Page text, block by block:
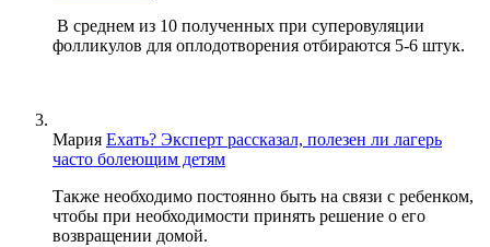
В среднем из 10 полученных при суперовуляции
фолликулов для оплодотворения отбираются 5-6 штук.
Мария Ехать? Эксперт рассказал, полезен ли лагерь
часто болеющим детям
Также необходимо постоянно быть на связи с ребенком,
чтобы при необходимости принять решение о его
возвращении домой.